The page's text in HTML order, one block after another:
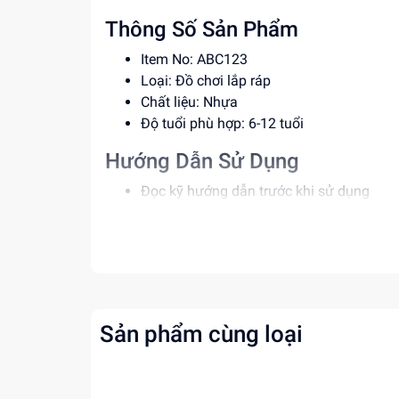
Thông Số Sản Phẩm
Item No: ABC123
Loại: Đồ chơi lắp ráp
Chất liệu: Nhựa
Độ tuổi phù hợp: 6-12 tuổi
Hướng Dẫn Sử Dụng
Đọc kỹ hướng dẫn trước khi sử dụng
Rèn luyện kỹ năng giải quyết vấn đề
Tăng cường khả năng phối hợp tay mắt
Sản phẩm cùng loại